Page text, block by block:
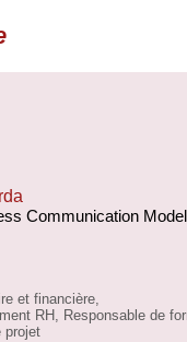
Communication
et financière,
RH, Responsable de
projet